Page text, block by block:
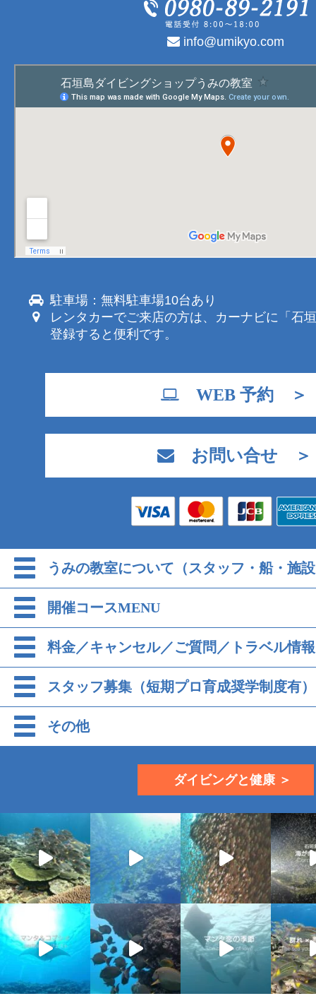
info@umikyo.com
駐車場：無料駐車場10台あり
レンタカーでご来店の方は、カーナビに「石
登録すると便利です。
WEB 予約 ＞
お問い合せ ＞
うみの教室について（スタッフ・船・施
開催コースMENU
料金／キャンセル／ご質問／トラベル情報
スタッフ募集（短期プロ育成奨学制度有）
その他
ダイビングと健康 ＞